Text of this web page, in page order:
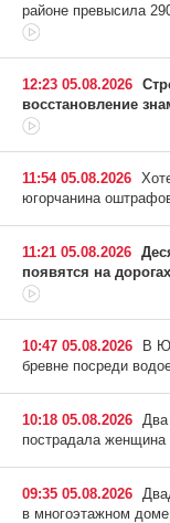
районе превысила
12:23 05.08.2026
восстановление
11:54 05.08.2026
югорчанина
11:21 05.08.2026
появятся на
10:47 05.08.2026
В
бревне посреди
10:18 05.08.2026
пострадала женщина
09:35 05.08.2026
в многоэтажном